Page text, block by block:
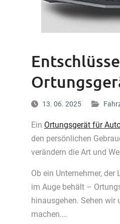
13. 06. 2025
Ein Ortungsgerät für
den persönlichen
verändern die Art und
Ob ein Unternehmer,
im Auge behält –
hinausgehen. Sehen wir
machen.…